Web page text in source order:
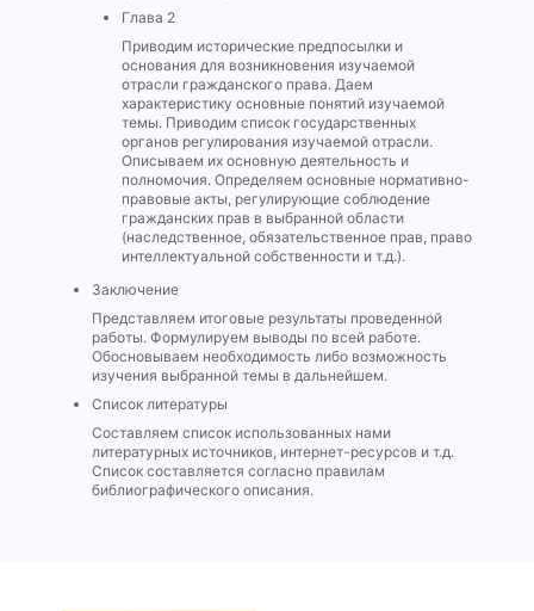
Глава 2
Приводим исторические предпосылки и
основания для возникновения изучаемой
отрасли гражданского права. Даем
характеристику основные понятий изучаемой
темы. Приводим список государственных
органов регулирования изучаемой отрасли.
Описываем их основную деятельность и
полномочия. Определяем основные нормативно-
правовые акты, регулирующие соблюдение
гражданских прав в выбранной области
(наследственное, обязательственное прав, право
интеллектуальной собственности и т.д.).
Заключение
Представляем итоговые результаты проведенной
работы. Формулируем выводы по всей работе.
Обосновываем необходимость либо возможность
изучения выбранной темы в дальнейшем.
Список литературы
Составляем список использованных нами
литературных источников, интернет-ресурсов и т.д.
Список составляется согласно правилам
библиографического описания.